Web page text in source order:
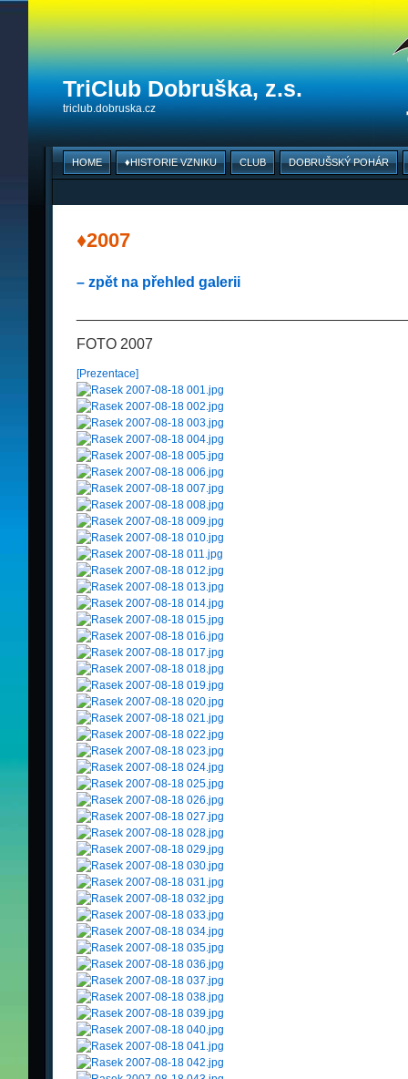
TriClub Dobruška, z.s.
triclub.dobruska.cz
HOME ♦HISTORIE VZNIKU CLUB DOBRUŠSKÝ POHÁR
♦2007
– zpět na přehled galerii
FOTO 2007
[Prezentace]